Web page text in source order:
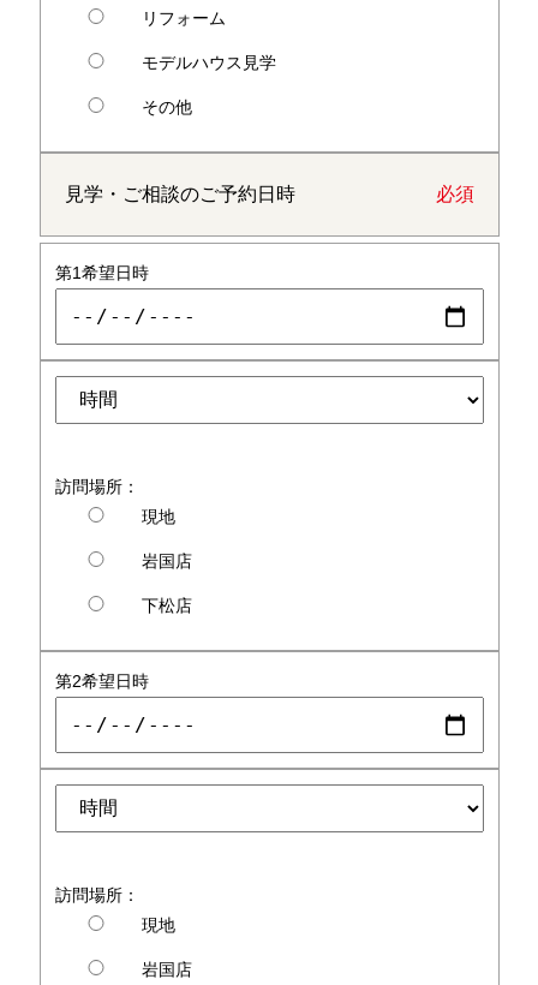
リフォーム
モデルハウス見学
その他
見学・ご相談のご予約日時 必須
第1希望日時
訪問場所：
現地
岩国店
下松店
第2希望日時
訪問場所：
現地
岩国店